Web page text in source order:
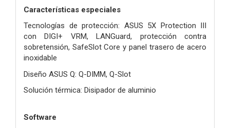
Características especiales
Tecnologías de protección: ASUS 5X Protection III
con DIGI+ VRM, LANGuard, protección contra
sobretensión, SafeSlot Core y panel trasero de acero
inoxidable
Diseño ASUS Q: Q-DIMM, Q-Slot
Solución térmica: Disipador de aluminio
Software